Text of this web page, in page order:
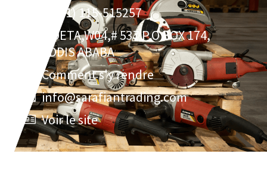
(+251) 115-515257
LIDETA,W04,# 537 P.O BOX 174,
ADDIS ABABA
Comment s'y rendre
info@sarafiantrading.com
Voir le site